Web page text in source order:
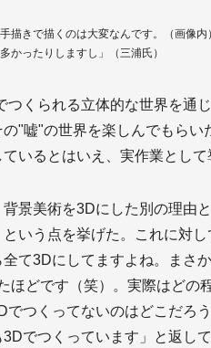
手描きで描くのは大変なんです。（画像
かったりしますし」（三浦氏）
つくられる立体的な世界を通
の"嘘"の世界を楽しんでもら
いるとはいえ、実作業とし
背景美術を3Dにした別の理由
いう点を挙げた。これに対
て3Dにしてますよね。まさ
ほどです（笑）。実際はどの
でつくってないのはどこだろ
でつくっています」と返して